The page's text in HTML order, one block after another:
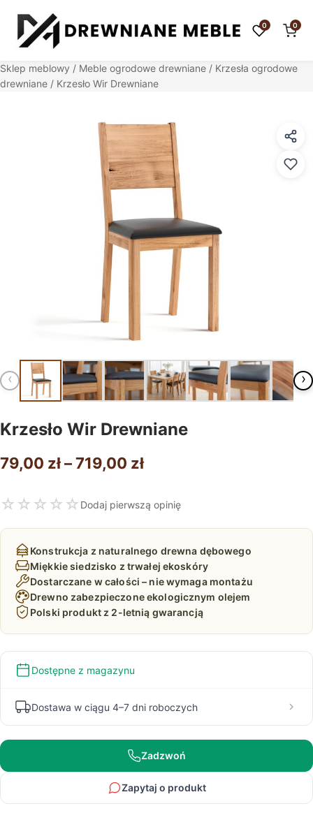
0 0
Sklep meblowy / Meble ogrodowe drewniane / Krzesła ogrodowe
drewniane / Krzesło Wir Drewniane
‹ ›
Krzesło Wir Drewniane
79,00 zł–719,00 złZakres
od
do
719,00 zł
☆ ☆ ☆ ☆ ☆ Dodaj pierwszą opinię
Konstrukcja z naturalnego drewna dębowego
Miękkie siedzisko z trwałej ekoskóry
Dostarczane w całości – nie wymaga montażu
Drewno zabezpieczone ekologicznym olejem
Polski produkt z 2-letnią gwarancją
Dostępne z magazynu
Dostawa w ciągu 4–7 dni roboczych
Zadzwoń
Zapytaj o produkt